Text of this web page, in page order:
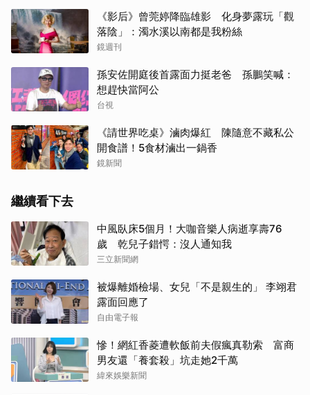
《影后》曾莞婷降臨雄影 化身夢露玩「觀
落陰」：濁水溪以南都是我粉絲
鏡週刊
孫安佐開庭後首露面力挺老爸 孫鵬笑喊：
想趕快當阿公
台視
《請世界吃桌》滷肉爆紅 陳隨意不藏私公
開食譜！5食材滷出一鍋香
鏡新聞
繼續看下去
中風臥床5個月！大咖音樂人病逝享壽76
歲 乾兒子錯愕：沒人通知我
三立新聞網
被爆離婚檢場、女兒「不是親生的」 李翊君
露面回應了
自由電子報
慘！網紅香菱遭軟飯前夫假瘋真勒索 富商
男友還「養套殺」坑走她2千萬
緯來娛樂新聞